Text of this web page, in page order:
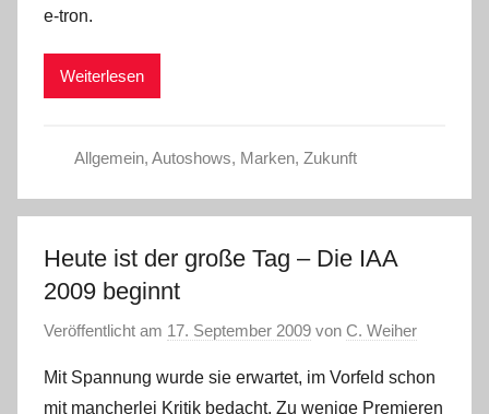
e-tron.
Weiterlesen
Allgemein, Autoshows, Marken, Zukunft
Heute ist der große Tag – Die IAA
2009 beginnt
Veröffentlicht am 17. September 2009 von C. Weiher
Mit Spannung wurde sie erwartet, im Vorfeld schon
mit mancherlei Kritik bedacht. Zu wenige Premieren